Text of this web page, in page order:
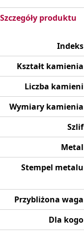
Szczegóły produktu
Indeks
Kształt kamienia
Liczba kamieni
Wymiary kamienia
Szlif
Metal
Stempel metalu
Przybliżona waga
Dla kogo